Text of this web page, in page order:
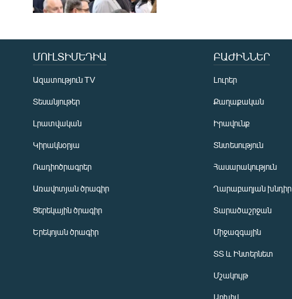
ՄՈՒԼՏԻՄԵԴԻԱ
Ազատություն TV
Տեսանյութեր
Լրատվական
Կիրակնօրյա
Ռադիոծրագրեր
Առավոտյան ծրագիր
Ցերեկային ծրագիր
Երեկոյան ծրագիր
ԲԱԺԻՆՆԵՐ
Լուրեր
Քաղաքական
Իրավունք
Տնտեսություն
Հասարակություն
Ղարաբաղյան խնդիր
Տարածաշրջան
Միջազգային
ՏՏ և Ինտերնետ
Մշակույթ